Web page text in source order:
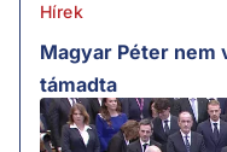
Hírek
Magyar Péter nem
támadta